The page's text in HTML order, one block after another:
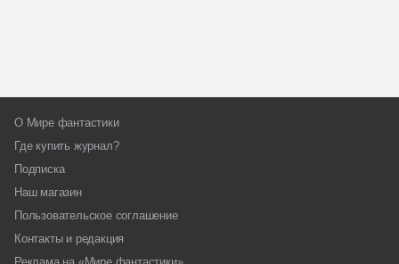
О Мире фантастики
Где купить журнал?
Подписка
Наш магазин
Пользовательское соглашение
Контакты и редакция